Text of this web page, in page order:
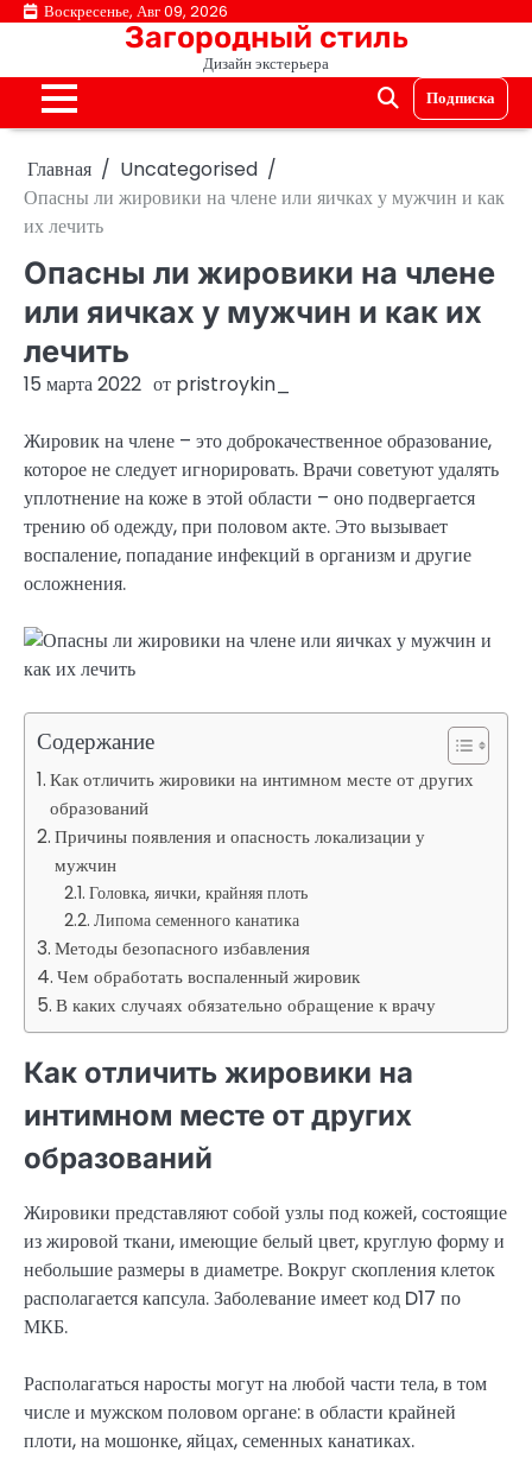
ПерейтиВоскресенье, Авг 09, 2026
Загородный стиль
Дизайн экстерьера
Подписка
Главная
Uncategorised
Опасны ли жировики на члене или яичках у мужчин и как
их лечить
Опасны ли жировики на члене
или яичках у мужчин и как их
лечить
15 марта 2022 от pristroykin_
Жировик на члене – это доброкачественное образование,
которое не следует игнорировать. Врачи советуют удалять
уплотнение на коже в этой области – оно подвергается
трению об одежду, при половом акте. Это вызывает
воспаление, попадание инфекций в организм и другие
осложнения.
Содержание
Как отличить жировики на интимном месте от других
образований
Причины появления и опасность локализации у
мужчин
Головка, яички, крайняя плоть
Липома семенного канатика
Методы безопасного избавления
Чем обработать воспаленный жировик
В каких случаях обязательно обращение к врачу
Как отличить жировики на
интимном месте от других
образований
Жировики представляют собой узлы под кожей, состоящие
из жировой ткани, имеющие белый цвет, круглую форму и
небольшие размеры в диаметре. Вокруг скопления клеток
располагается капсула. Заболевание имеет код D17 по
МКБ.
Располагаться наросты могут на любой части тела, в том
числе и мужском половом органе: в области крайней
плоти, на мошонке, яйцах, семенных канатиках.